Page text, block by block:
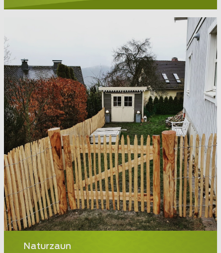
Naturzaun